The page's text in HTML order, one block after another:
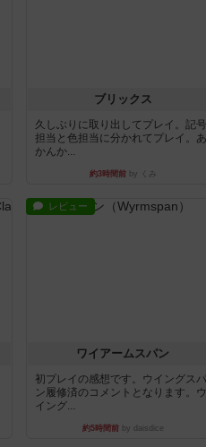
ブリックス
久しぶりに取り出してプレイ。記号
担当と色担当に分かれてプレイ。あ
かんか...
約3時間前by くみ
レビュー
ワイアームスパン
初プレイの感想です。ウイングスパ
ン履修済のコメントとなります。ウ
イング...
約5時間前by daisdice